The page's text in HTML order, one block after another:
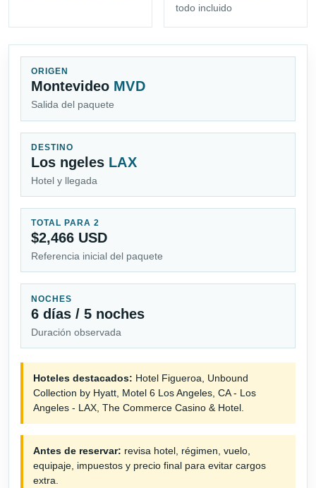
todo incluido
ORIGEN
Montevideo MVD
Salida del paquete
DESTINO
Los ngeles LAX
Hotel y llegada
TOTAL PARA 2
$2,466 USD
Referencia inicial del paquete
NOCHES
6 días / 5 noches
Duración observada
Hoteles destacados: Hotel Figueroa, Unbound
Collection by Hyatt, Motel 6 Los Angeles, CA - Los
Angeles - LAX, The Commerce Casino & Hotel.
Antes de reservar: revisa hotel, régimen, vuelo,
equipaje, impuestos y precio final para evitar cargos
extra.